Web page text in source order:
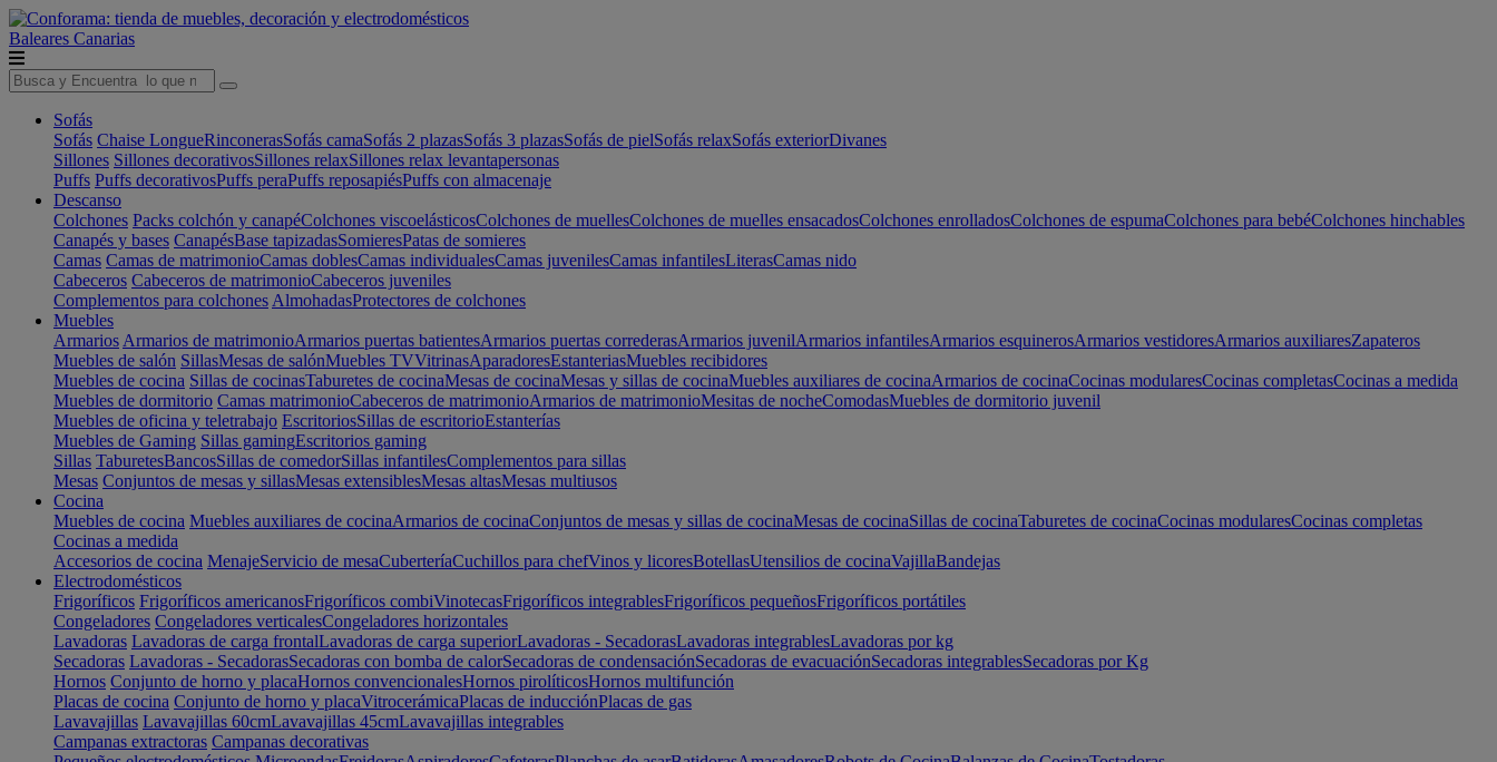
Baleares Canarias
Sofás
Sofás Chaise LongueRinconerasSofás camaSofás 2 plazasSofás 3 plazasSofás de pielSofás relaxSofás exteriorDivanes
Sillones Sillones decorativosSillones relaxSillones relax levantapersonas
Puffs Puffs decorativosPuffs peraPuffs reposapiésPuffs con almacenaje
Descanso
Colchones Packs colchón y canapéColchones viscoelásticosColchones de muellesColchones de muelles ensacadosColchones enrolladosColchones de espumaColchones para bebéColchones hinchables
Canapés y bases CanapésBase tapizadasSomieresPatas de somieres
Camas Camas de matrimonioCamas doblesCamas individualesCamas juvenilesCamas infantilesLiterasCamas nido
Cabeceros Cabeceros de matrimonioCabeceros juveniles
Complementos para colchones AlmohadasProtectores de colchones
Muebles
Armarios Armarios de matrimonioArmarios puertas batientesArmarios puertas correderasArmarios juvenilArmarios infantilesArmarios esquinerosArmarios vestidoresArmarios auxiliaresZapateros
Muebles de salón SillasMesas de salónMuebles TVVitrinasAparadoresEstanteriasMuebles recibidores
Muebles de cocina Sillas de cocinasTaburetes de cocinaMesas de cocinaMesas y sillas de cocinaMuebles auxiliares de cocinaArmarios de cocinaCocinas modularesCocinas completasCocinas a medida
Muebles de dormitorio Camas matrimonioCabeceros de matrimonioArmarios de matrimonioMesitas de nocheComodasMuebles de dormitorio juvenil
Muebles de oficina y teletrabajo EscritoriosSillas de escritorioEstanterías
Muebles de Gaming Sillas gamingEscritorios gaming
Sillas TaburetesBancosSillas de comedorSillas infantilesComplementos para sillas
Mesas Conjuntos de mesas y sillasMesas extensiblesMesas altasMesas multiusos
Cocina
Muebles de cocina Muebles auxiliares de cocinaArmarios de cocinaConjuntos de mesas y sillas de cocinaMesas de cocinaSillas de cocinaTaburetes de cocinaCocinas modularesCocinas completas
Cocinas a medida
Accesorios de cocina MenajeServicio de mesaCuberteríaCuchillos para chefVinos y licoresBotellasUtensilios de cocinaVajillaBandejas
Electrodomésticos
Frigoríficos Frigoríficos americanosFrigoríficos combiVinotecasFrigoríficos integrablesFrigoríficos pequeñosFrigoríficos portátiles
Congeladores Congeladores verticalesCongeladores horizontales
Lavadoras Lavadoras de carga frontalLavadoras de carga superiorLavadoras - SecadorasLavadoras integrablesLavadoras por kg
Secadoras Lavadoras - SecadorasSecadoras con bomba de calorSecadoras de condensaciónSecadoras de evacuaciónSecadoras integrablesSecadoras por Kg
Hornos Conjunto de horno y placaHornos convencionalesHornos pirolíticosHornos multifunción
Placas de cocina Conjunto de horno y placaVitrocerámicaPlacas de inducciónPlacas de gas
Lavavajillas Lavavajillas 60cmLavavajillas 45cmLavavajillas integrables
Campanas extractoras Campanas decorativas